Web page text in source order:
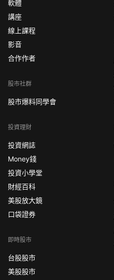
軟體
講座
線上課程
影音
合作作者
股市社群
股市爆料同學會
投資理財
投資網誌
Money錢
投資小學堂
財經百科
美股放大鏡
口袋證券
即時股市
台股股市
美股股市